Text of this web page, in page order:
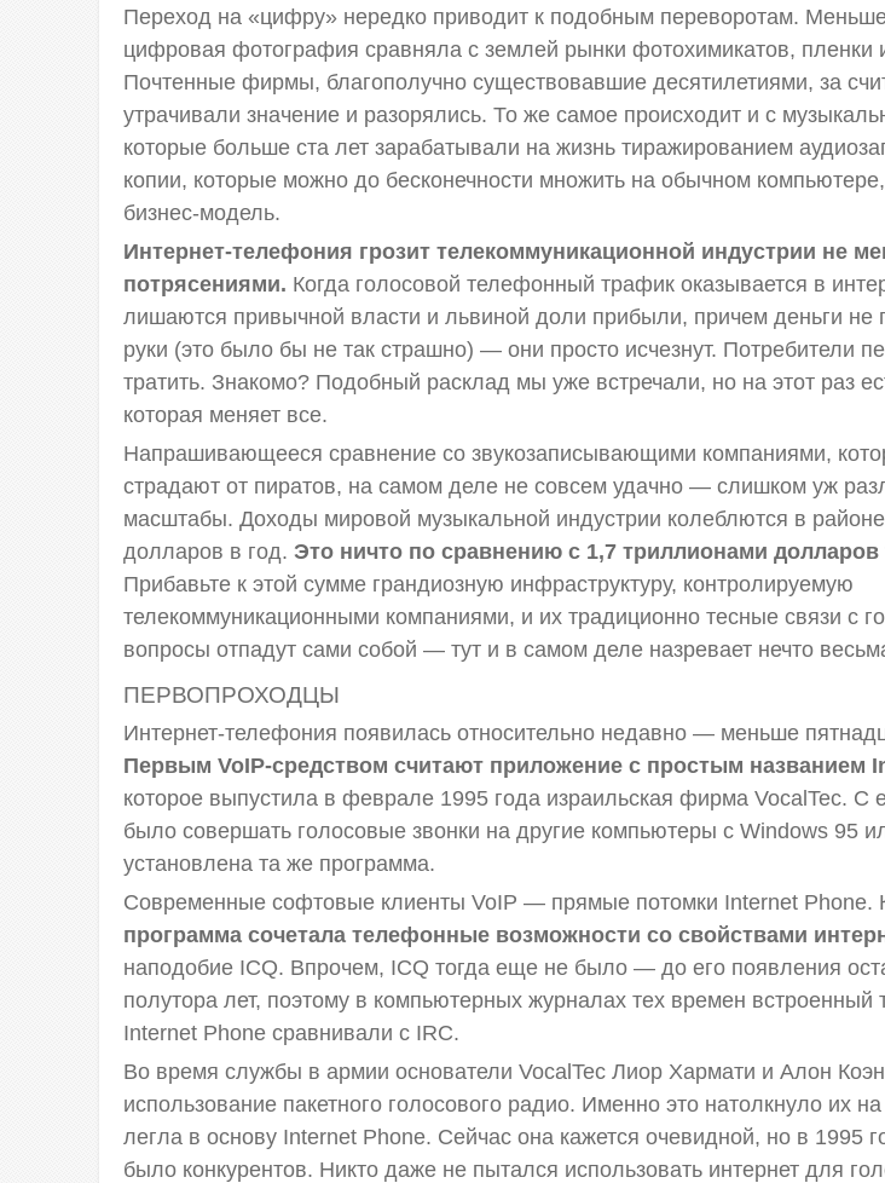
Переход на «цифру» нередко приводит к подобным переворотам.
цифровая фотография сравняла с землей рынки фотохимикатов, пленки
Почтенные фирмы, благополучно существовавшие десятилетиями, за
утрачивали значение и разорялись. То же самое происходит и с
которые больше ста лет зарабатывали на жизнь тиражированием
копии, которые можно до бесконечности множить на обычном
бизнес-модель.
Интернет-телефония грозит телекоммуникационной индустрии не
потрясениями. Когда голосовой телефонный трафик оказывается в
лишаются привычной власти и львиной доли прибыли, причем деньги не
руки (это было бы не так страшно) — они просто исчезнут. Потребители
тратить. Знакомо? Подобный расклад мы уже встречали, но на этот раз
которая меняет все.
Напрашивающееся сравнение со звукозаписывающими компаниями,
страдают от пиратов, на самом деле не совсем удачно — слишком уж
масштабы. Доходы мировой музыкальной индустрии колеблются в
долларов в год. Это ничто по сравнению с 1,7 триллионами долларов
Прибавьте к этой сумме грандиозную инфраструктуру, контролируемую
телекоммуникационными компаниями, и их традиционно тесные связи с
вопросы отпадут сами собой — тут и в самом деле назревает нечто
ПЕРВОПРОХОДЦЫ
Интернет-телефония появилась относительно недавно — меньше
Первым VoIP-средством считают приложение с простым названием
которое выпустила в феврале 1995 года израильская фирма VocalTec.
было совершать голосовые звонки на другие компьютеры с Windows 95
установлена та же программа.
Современные софтовые клиенты VoIP — прямые потомки Internet Phone.
программа сочетала телефонные возможности со свойствами
наподобие ICQ. Впрочем, ICQ тогда еще не было — до его появления
полутора лет, поэтому в компьютерных журналах тех времен встроенный
Internet Phone сравнивали с IRC.
Во время службы в армии основатели VocalTec Лиор Хармати и Алон
использование пакетного голосового радио. Именно это натолкнуло их
легла в основу Internet Phone. Сейчас она кажется очевидной, но в 1995
было конкурентов. Никто даже не пытался использовать интернет для